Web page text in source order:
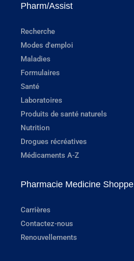
Pharm/Assist
Recherche
Modes d'emploi
Maladies
Formulaires
Santé
Laboratoires
Produits de santé naturels
Nutrition
Drogues récréatives
Médicaments A-Z
Pharmacie Medicine Shoppe
Carrières
Contactez-nous
Renouvellements